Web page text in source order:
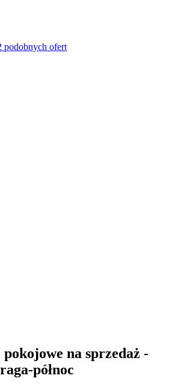
podobnych ofert
na sprzedaż -
północ